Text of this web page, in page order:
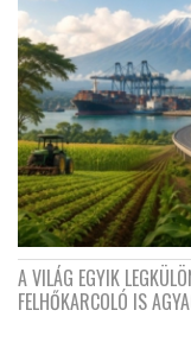
A VILÁG EGYIK
FELHŐKARCOLÓ IS